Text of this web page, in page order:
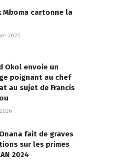
Mboma cartonne la
2026
Okol envoie un
poignant au chef
au sujet de Francis
fait de graves
sur les primes
2024